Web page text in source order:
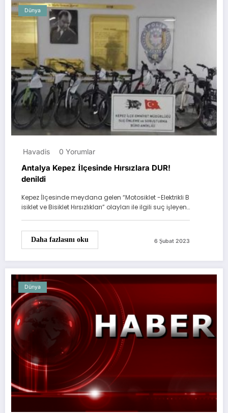
Dünya
Havadis 0 Yorumlar
Antalya Kepez İlçesinde Hırsızlara DUR!
denildi
Kepez İlçesinde meydana gelen “Motosiklet -Elektrikli B
isiklet ve Bisiklet Hırsızlıkları” olayları ile ilgili suç işleyen…
Daha fazlasını oku 6 Şubat 2023
Dünya